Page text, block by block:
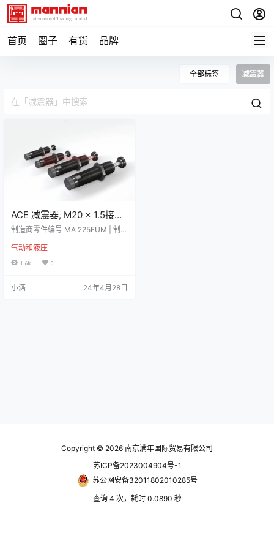
首页 圈子 有货 品牌
全部标签 减震器
ACE 减震器, M20 x 1.5接口,
最大回程力10N, 每周期最大
225EUM
制造商零件编号 MA 225EUM | 制造
器 ACE 小型减震器，无需维护且自
成一体。 MA 系列的小型减震器冲
的减速效果。 MA 减震器的主体是
气动和液压
1.6k 0
小满 24年4月28日
Copyright © 2026 南京满年国际贸易有限公司
苏ICP备2023004904号-1
苏公网安备32011802010285号
查询 4 次，耗时 0.0890 秒